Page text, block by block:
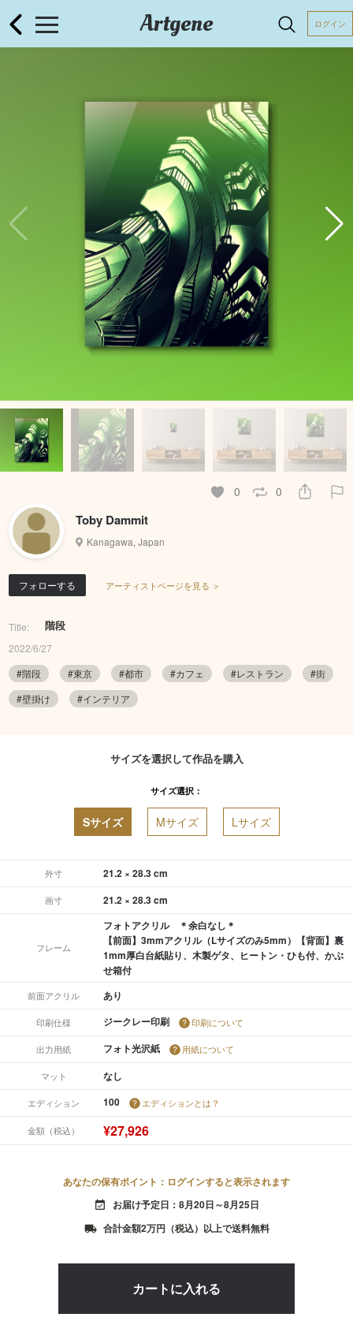
Artgene ログイン
0 0
Toby Dammit
Kanagawa, Japan
フォローする アーティストページを見る ＞
Title: 階段
2022/6/27
#階段
#東京 #都市 #カフェ #レストラン
#街
#壁掛け
#インテリア
サイズを選択して作品を購入
サイズ選択：
Sサイズ Mサイズ Lサイズ
外寸 21.2 × 28.3 cm
画寸 21.2 × 28.3 cm
フレーム
フォトアクリル ＊余白なし＊
【前面】3mmアクリル（Lサイズのみ5mm）【背面】裏
1mm厚白台紙貼り、木製ゲタ、ヒートン・ひも付、かぶ
せ箱付
前面アクリル あり
印刷仕様 ジークレー印刷 印刷について
出力用紙 フォト光沢紙 用紙について
マット なし
エディション 100 エディションとは？
金額（税込） ¥27,926
あなたの保有ポイント：ログインすると表示されます
event_available お届け予定日：8月20日～8月25日
local_shipping 合計金額2万円（税込）以上で送料無料